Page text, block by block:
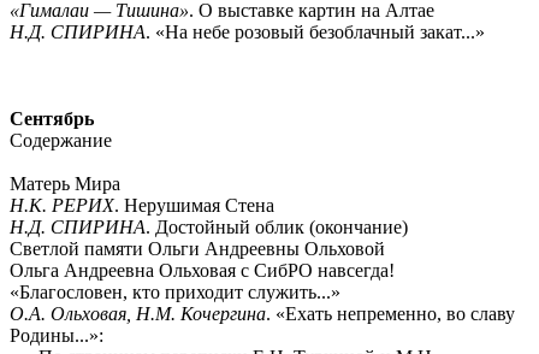
«Гималаи — Тишина». О выставке картин на Алтае
Н.Д. СПИРИНА. «На небе розовый безоблачный закат...»
Сентябрь
Содержание
Матерь Мира
Н.К. РЕРИХ. Нерушимая Стена
Н.Д. СПИРИНА. Достойный облик (окончание)
Светлой памяти Ольги Андреевны Ольховой
Ольга Андреевна Ольховая с СибРО навсегда!
«Благословен, кто приходит служить...»
О.А. Ольховая, Н.М. Кочергина. «Ехать непременно, во славу
Родины...»: